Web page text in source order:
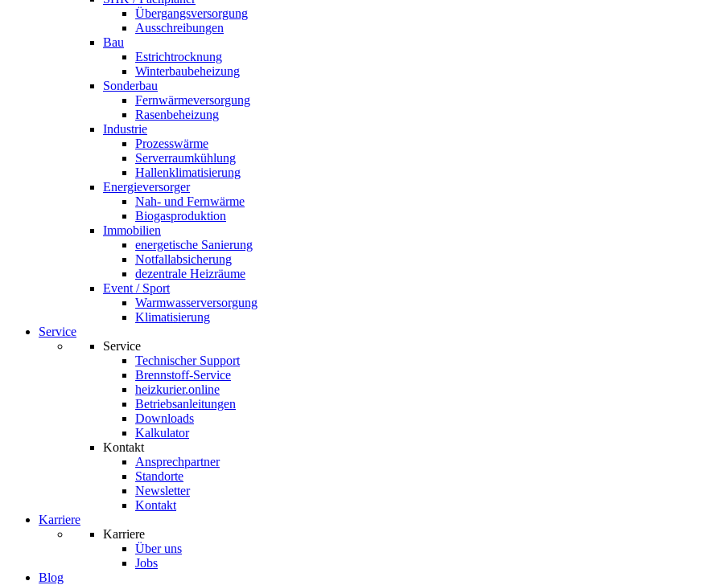
Übergangsversorgung
Ausschreibungen
Bau
Estrichtrocknung
Winterbaubeheizung
Sonderbau
Fernwärmeversorgung
Rasenbeheizung
Industrie
Prozesswärme
Serverraumkühlung
Hallenklimatisierung
Energieversorger
Nah- und Fernwärme
Biogasproduktion
Immobilien
energetische Sanierung
Notfallabsicherung
dezentrale Heizräume
Event / Sport
Warmwasserversorgung
Klimatisierung
Service
Service
Technischer Support
Brennstoff-Service
heizkurier.online
Betriebsanleitungen
Downloads
Kalkulator
Kontakt
Ansprechpartner
Standorte
Newsletter
Kontakt
Karriere
Karriere
Über uns
Jobs
Blog